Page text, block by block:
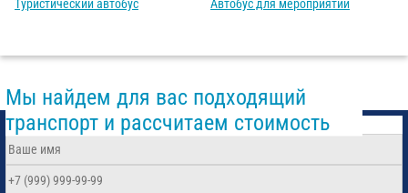
Туристический автобус
Автобус для мероприятий
Мы найдем для вас подходящий
транспорт и рассчитаем стоимость